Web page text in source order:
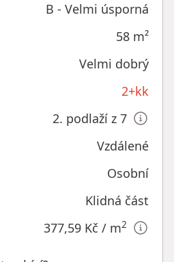
B - Velmi úsporná
58 m²
Velmi dobrý
2+kk
2. podlaží z 7
Vzdálené
Osobní
Klidná část
377,59 Kč / m2